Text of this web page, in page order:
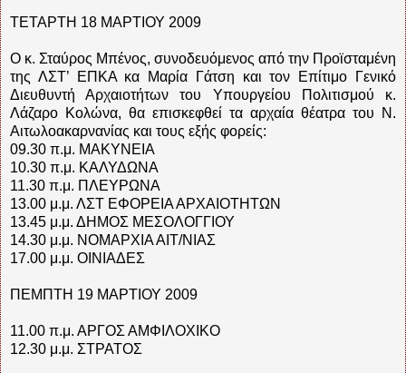
ΤΕΤΑΡΤΗ 18 ΜΑΡΤΙΟΥ 2009
Ο κ. Σταύρος Μπένος, συνοδευόμενος από την Προϊσταμένη
της ΛΣΤ’ ΕΠΚΑ κα Μαρία Γάτση και τον Επίτιμο Γενικό
Διευθυντή Αρχαιοτήτων του Υπουργείου Πολιτισμού κ.
Λάζαρο Κολώνα, θα επισκεφθεί τα αρχαία θέατρα του Ν.
Αιτωλοακαρνανίας και τους εξής φορείς:
09.30 π.μ. ΜΑΚΥΝΕΙΑ
10.30 π.μ. ΚΑΛΥΔΩΝΑ
11.30 π.μ. ΠΛΕΥΡΩΝΑ
13.00 μ.μ. ΛΣΤ ΕΦΟΡΕΙΑ ΑΡΧΑΙΟΤΗΤΩΝ
13.45 μ.μ. ΔΗΜΟΣ ΜΕΣΟΛΟΓΓΙΟΥ
14.30 μ.μ. ΝΟΜΑΡΧΙΑ ΑΙΤ/ΝΙΑΣ
17.00 μ.μ. ΟΙΝΙΑΔΕΣ
ΠΕΜΠΤΗ 19 ΜΑΡΤΙΟΥ 2009
11.00 π.μ. ΑΡΓΟΣ ΑΜΦΙΛΟΧΙΚΟ
12.30 μ.μ. ΣΤΡΑΤΟΣ